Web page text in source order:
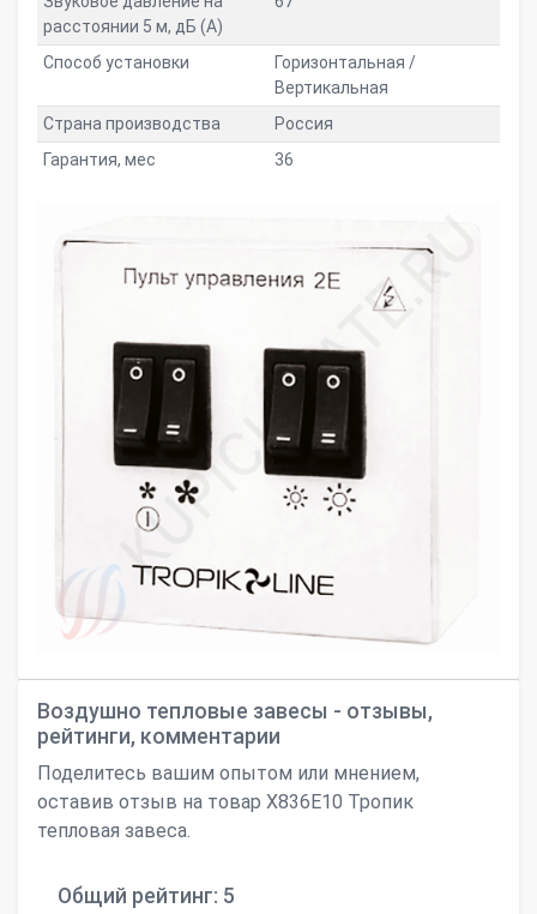
расстоянии 5 м, дБ (A)
Способ установки
Горизонтальная /
Вертикальная
Страна производства
Россия
Гарантия, мес
36
Воздушно тепловые завесы - отзывы,
рейтинги, комментарии
Поделитесь вашим опытом или мнением,
оставив отзыв на товар Х836Е10 Тропик
тепловая завеса.
Общий рейтинг: 5